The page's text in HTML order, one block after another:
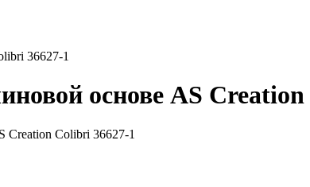
36627-1
основе AS